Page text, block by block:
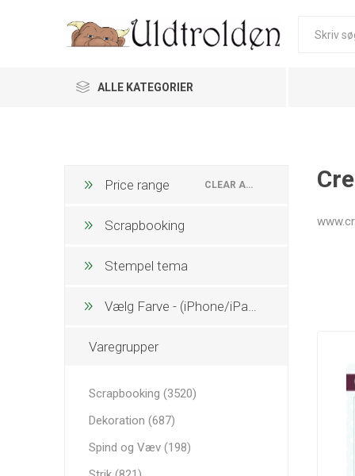
ALLE KATEGORIER
CLEAR ALL
Price range
Scrapbooking
Stempel tema
Vælg Farve - (iPhone/iPad dobbeltklik)
Varegrupper
Scrapbooking (3520)
Dekoration (687)
Spind og Væv (198)